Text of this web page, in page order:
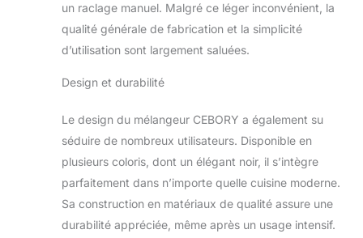
des bols en acier
inoxydable de
qualité alimentaire
températures
élevées,
garantissant que
vos ingrédients
restent purs et sans
pollution. Sa
construction
un raclage manuel. Malgré ce léger inconvénient, la
qualité générale de fabrication et la simplicité
d’utilisation sont largement saluées.
Design et durabilité
Le design du mélangeur CEBORY a également su
séduire de nombreux utilisateurs. Disponible en
plusieurs coloris, dont un élégant noir, il s’intègre
parfaitement dans n’importe quelle cuisine moderne.
Sa construction en matériaux de qualité assure une
durabilité appréciée, même après un usage intensif.